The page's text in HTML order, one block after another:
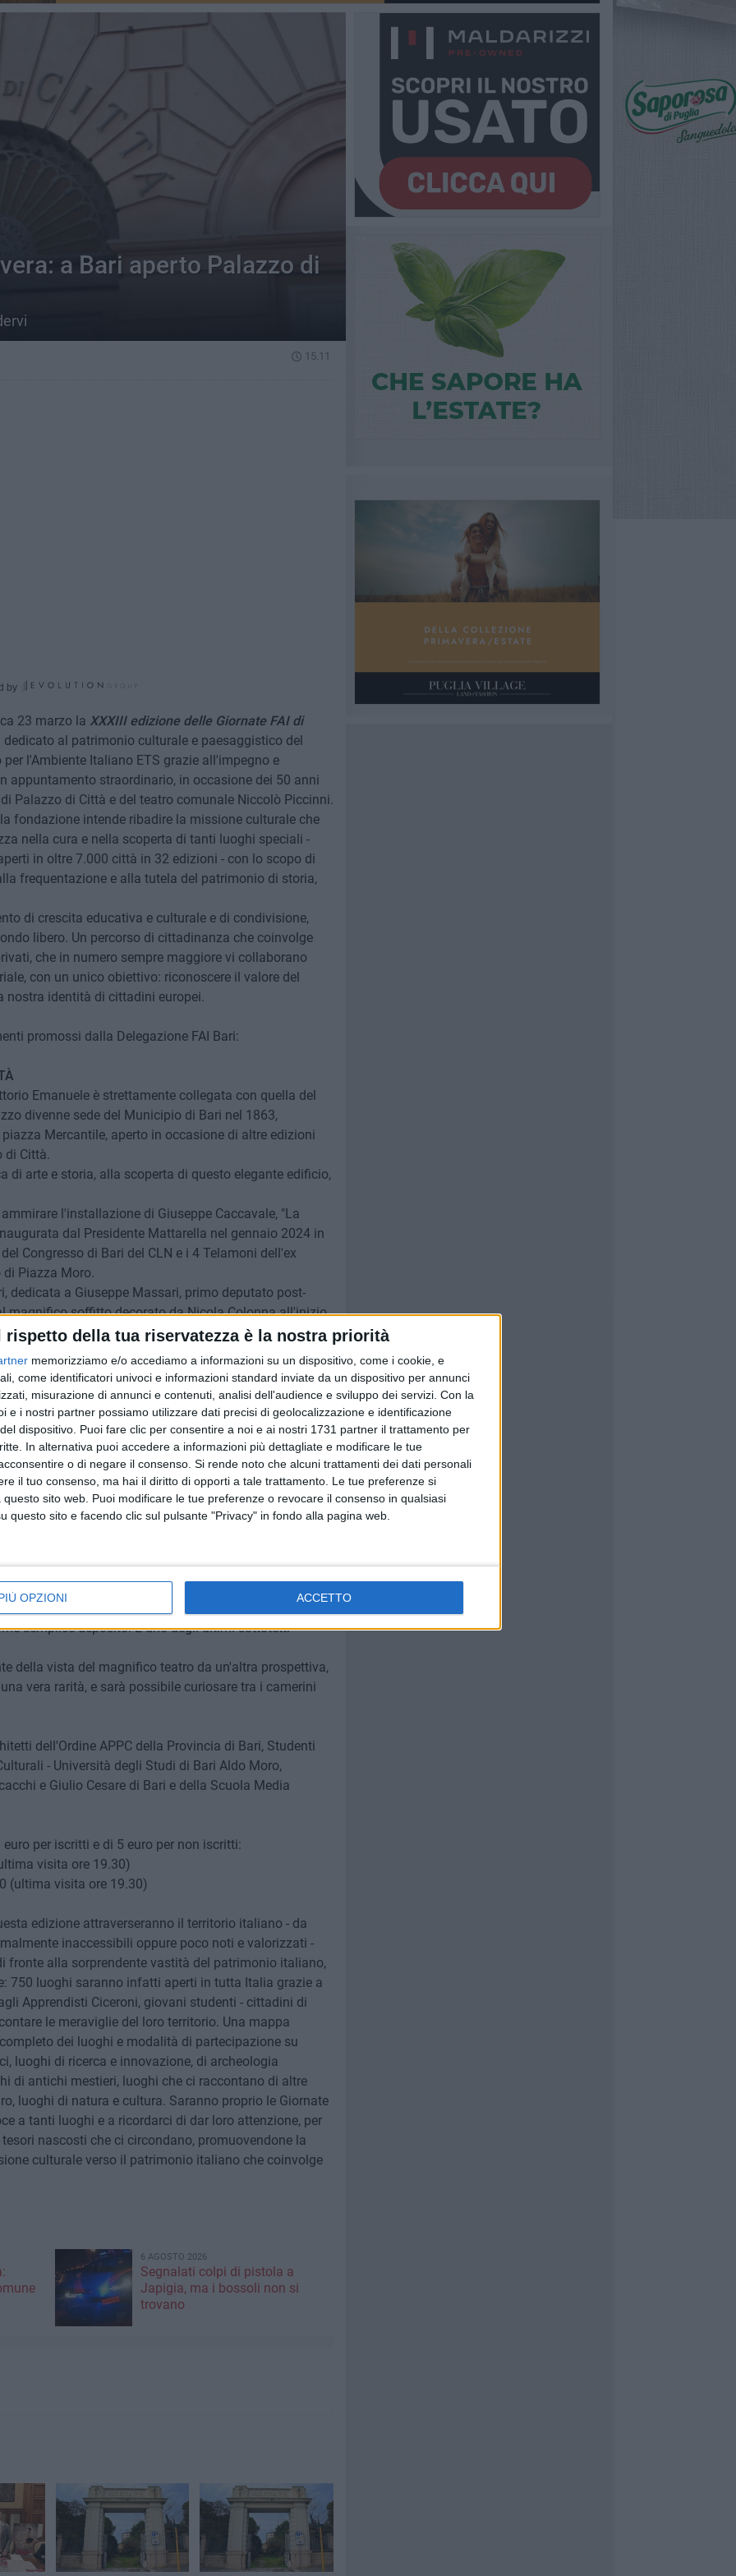
rispetto della tua riservatezza è la nostra priorità
memorizziamo e/o accediamo a informazioni su un dispositivo, come i cookie, e
come identificatori univoci e informazioni standard inviate da un dispositivo per annunci
misurazione di annunci e contenuti, analisi dell'audience e sviluppo dei servizi. Con la
e i nostri partner possiamo utilizzare dati precisi di geolocalizzazione e identificazione
dispositivo. Puoi fare clic per consentire a noi e ai nostri 1731 partner il trattamento per
In alternativa puoi accedere a informazioni più dettagliate e modificare le tue
o di negare il consenso. Si rende noto che alcuni trattamenti dei dati personali
il tuo consenso, ma hai il diritto di opporti a tale trattamento. Le tue preferenze si
sito web. Puoi modificare le tue preferenze o revocare il consenso in qualsiasi
questo sito e facendo clic sul pulsante "Privacy" in fondo alla pagina web.
OPZIONI ACCETTO
a Bari aperto Palazzo di
15.11
by
23 marzo la XXXIII edizione delle Giornate FAI di
al patrimonio culturale e paesaggistico del
l'Ambiente Italiano ETS grazie all'impegno e
appuntamento straordinario, in occasione dei 50 anni
Palazzo di Città e del teatro comunale Niccolò Piccinni.
la fondazione intende ribadire la missione culturale che
nella cura e nella scoperta di tanti luoghi speciali -
in oltre 7.000 città in 32 edizioni - con lo scopo di
frequentazione e alla tutela del patrimonio di storia,
di crescita educativa e culturale e di condivisione,
libero. Un percorso di cittadinanza che coinvolge
che in numero sempre maggiore vi collaborano
con un unico obiettivo: riconoscere il valore del
nostra identità di cittadini europei.
promossi dalla Delegazione FAI Bari:
Emanuele è strettamente collegata con quella del
divenne sede del Municipio di Bari nel 1863,
Mercantile, aperto in occasione di altre edizioni
di Città.
di arte e storia, alla scoperta di questo elegante edificio,
l'installazione di Giuseppe Caccavale, "La
dal Presidente Mattarella nel gennaio 2024 in
Congresso di Bari del CLN e i 4 Telamoni dell'ex
Piazza Moro.
dedicata a Giuseppe Massari, primo deputato post-
magnifico soffitto decorato da Nicola Colonna all'inizio
sorreggono lo stemma cittadino e allegorie dei
della città; la sala giunta con l'opera dell'artista
bottoni, quanti i profughi albanesi arrivati a bordo della
al Sindaco Enrico Dalfino, magistralmente
con le 18 lunette allegoriche sulle attività locali e una
scorreranno le immagini in rilievo 3D e Ortomosaici
di Luigi Maria Galantucci, Docente Metodi avanzati di
Infine, nell'ex sede della tesoreria comunale
di deriva meridiana" presentato da Misia Arte e
loco
eccezionale visita di luoghi segreti del Teatro
di costruzione del teatro, si estende per circa 400
semplice deposito. È uno degli ultimi sottotetti
della vista del magnifico teatro da un'altra prospettiva,
vera rarità, e sarà possibile curiosare tra i camerini
dell'Ordine APPC della Provincia di Bari, Studenti
- Università degli Studi di Bari Aldo Moro,
e Giulio Cesare di Bari e della Scuola Media
per iscritti e di 5 euro per non iscritti:
visita ore 19.30)
(ultima visita ore 19.30)
edizione attraverseranno il territorio italiano - da
inaccessibili oppure poco noti e valorizzati -
fronte alla sorprendente vastità del patrimonio italiano,
750 luoghi saranno infatti aperti in tutta Italia grazie a
Apprendisti Ciceroni, giovani studenti - cittadini di
le meraviglie del loro territorio. Una mappa
dei luoghi e modalità di partecipazione su
luoghi di ricerca e innovazione, di archeologia
di antichi mestieri, luoghi che ci raccontano di altre
luoghi di natura e cultura. Saranno proprio le Giornate
a tanti luoghi e a ricordarci di dar loro attenzione, per
nascosti che ci circondano, promuovendone la
culturale verso il patrimonio italiano che coinvolge
6 AGOSTO 2026
Segnalati colpi di pistola a
Japigia, ma i bossoli non si
trovano